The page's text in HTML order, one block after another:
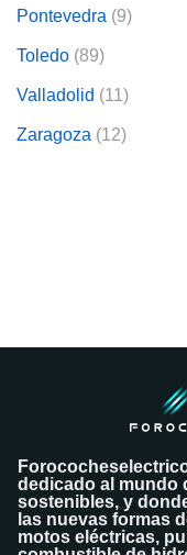
Pontevedra (9)
Toledo (89)
Valladolid (11)
Zaragoza (12)
dedicado al mundo
sostenibles, y
las nuevas formas
motos eléctricas,